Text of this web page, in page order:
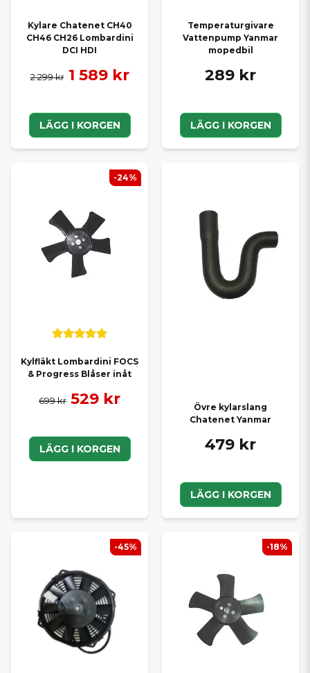
Kylare Chatenet CH40
CH46 CH26 Lombardini
DCI HDI
2 299 kr 1 589 kr
LÄGG I KORGEN
Temperaturgivare
Vattenpump Yanmar
mopedbil
289 kr
LÄGG I KORGEN
Kylfläkt Lombardini FOCS
& Progress Blåser inåt
699 kr 529 kr
LÄGG I KORGEN
-24%
Övre kylarslang
Chatenet Yanmar
479 kr
LÄGG I KORGEN
-45% -18%